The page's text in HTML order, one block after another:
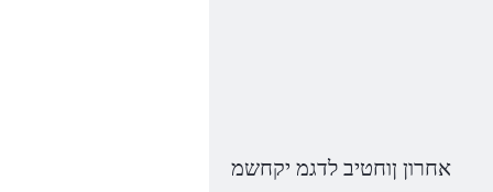
אחרון ןוחטיב לדגמ יקחשמ